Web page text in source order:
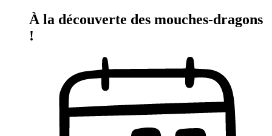
À la découverte des mouches-dragons
!